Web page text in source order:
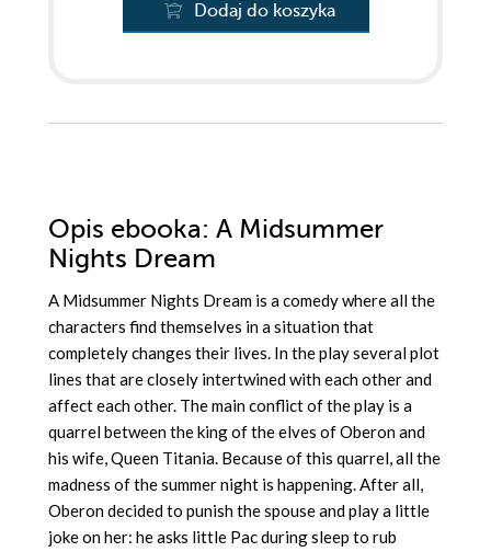
Dodaj do koszyka
Opis ebooka: A Midsummer
Nights Dream
A Midsummer Nights Dream is a comedy where all the
characters find themselves in a situation that
completely changes their lives. In the play several plot
lines that are closely intertwined with each other and
affect each other. The main conflict of the play is a
quarrel between the king of the elves of Oberon and
his wife, Queen Titania. Because of this quarrel, all the
madness of the summer night is happening. After all,
Oberon decided to punish the spouse and play a little
joke on her: he asks little Pac during sleep to rub